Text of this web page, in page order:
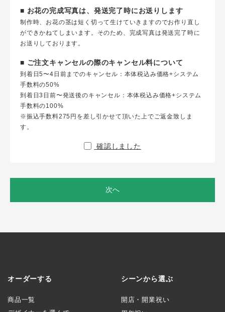
■ お花の完成写真は、発送完了時にお送りします
制作時、お花の茎は短く切って生けていきますのでお作り直し
ができかねてしまいます。そのため、完成写真は発送完了時に
お送りしております。
■ ご注文キャンセルの際のキャンセル料について
到着日5〜4日前までのキャンセル：本体税込み価格+システム
手数料の50%
到着日3日前〜発送後のキャンセル：本体税込み価格+システム
手数料の100%
※振込手数料275円を差し引かせて頂いた上でご返金致しま
す。
確認しました
次へ
オーダーする
商品一覧
シーンから選ぶ
開店・開業祝い